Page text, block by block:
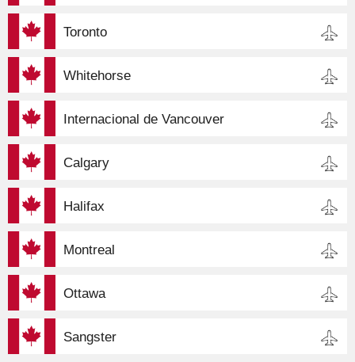
Toronto
Whitehorse
Internacional de Vancouver
Calgary
Halifax
Montreal
Ottawa
Sangster